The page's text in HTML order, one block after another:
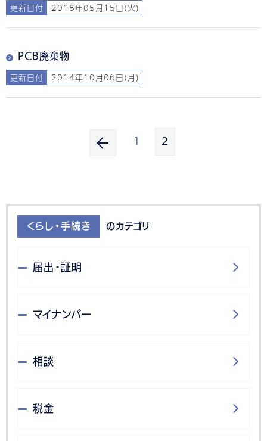
更新日付 2018年05月15日(火)
PCB廃棄物
更新日付 2014年10月06日(月)
1 2
くらし・手続き のカテゴリ
届出・証明
マイナンバー
相談
税金